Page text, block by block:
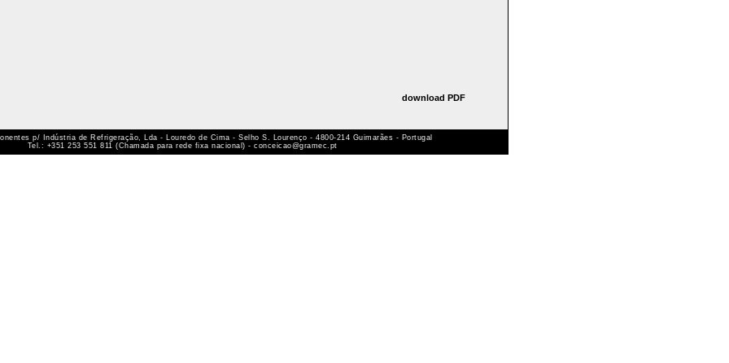
download PDF
p/ Indústria de Refrigeração, Lda - Louredo de Cima - Selho S. Lourenço - 4800-214 Guimarães - Portugal
Tel.: +351 253 551 811 (Chamada para rede fixa nacional) - conceicao@gramec.pt